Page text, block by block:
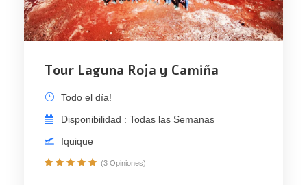
Tour Laguna Roja y Camiña
Todo el día!
Disponibilidad : Todas las Semanas
Iquique
(3 Opiniones)